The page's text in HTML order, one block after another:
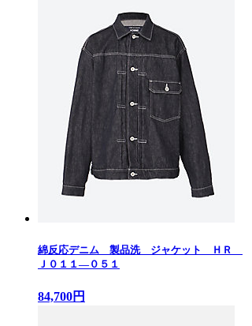
綿反応デニム 製品洗 ジャケット ＨＲ
Ｊ０１１—０５１
84,700円